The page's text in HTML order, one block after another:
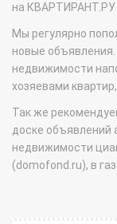
на КВАРТИРАНТ.РУ
Мы регулярно
новые
недвижимости
хозяевами
Так же
доске объявлений
недвижимости
(domofond.ru), в